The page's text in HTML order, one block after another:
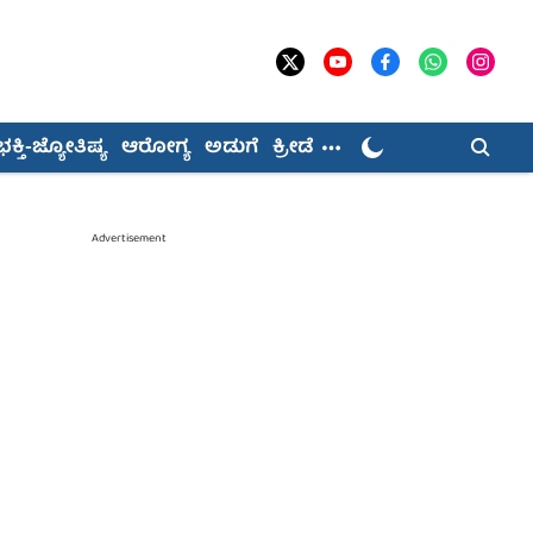
ಜ್ಯೋತಿಷ್ಯ ಆರೋಗ್ಯ ಅಡುಗೆ ಕ್ರೀಡೆ
Advertisement